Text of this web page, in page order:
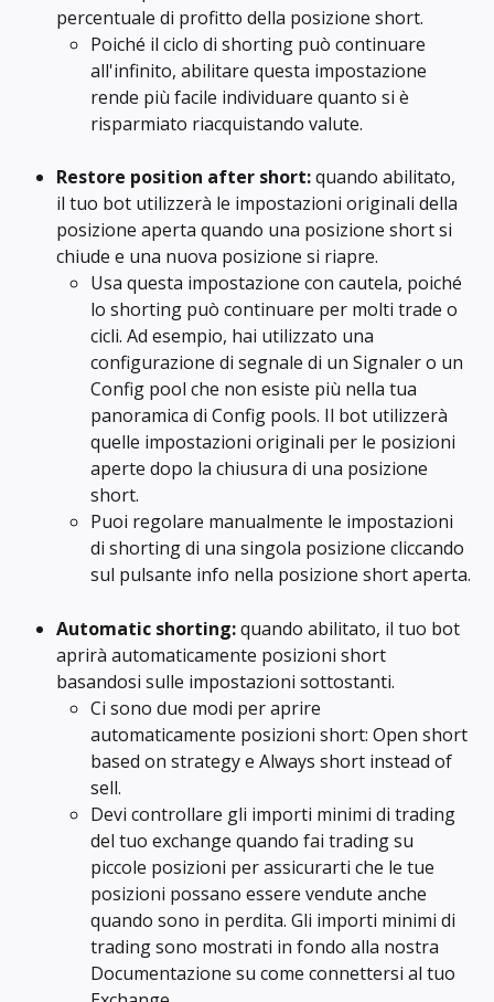
percentuale di profitto della posizione short.
Poiché il ciclo di shorting può continuare
all'infinito, abilitare questa impostazione
rende più facile individuare quanto si è
risparmiato riacquistando valute.
Restore position after short: quando abilitato,
il tuo bot utilizzerà le impostazioni originali della
posizione aperta quando una posizione short si
chiude e una nuova posizione si riapre.
Usa questa impostazione con cautela, poiché
lo shorting può continuare per molti trade o
cicli. Ad esempio, hai utilizzato una
configurazione di segnale di un Signaler o un
Config pool che non esiste più nella tua
panoramica di Config pools. Il bot utilizzerà
quelle impostazioni originali per le posizioni
aperte dopo la chiusura di una posizione
short.
Puoi regolare manualmente le impostazioni
di shorting di una singola posizione cliccando
sul pulsante info nella posizione short aperta.
Automatic shorting: quando abilitato, il tuo bot
aprirà automaticamente posizioni short
basandosi sulle impostazioni sottostanti.
Ci sono due modi per aprire
automaticamente posizioni short: Open short
based on strategy e Always short instead of
sell.
Devi controllare gli importi minimi di trading
del tuo exchange quando fai trading su
piccole posizioni per assicurarti che le tue
posizioni possano essere vendute anche
quando sono in perdita. Gli importi minimi di
trading sono mostrati in fondo alla nostra
Documentazione su come connettersi al tuo